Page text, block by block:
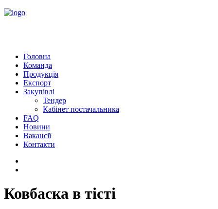
Головна
Команда
Продукція
Експорт
Закупівлі
Тендер
Кабінет постачальника
FAQ
Новини
Вакансії
Контакти
Ковбаска в тісті